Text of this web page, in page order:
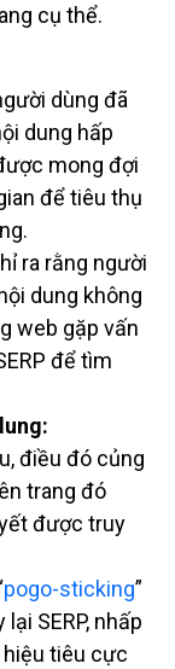
cụ thể.
dùng đã
dung hấp
mong đợi
để tiêu thụ
ra rằng người
dung không
web gặp vấn
để tìm
điều đó củng
trang đó
được truy
pogo-sticking”
SERP, nhấp
tiêu cực